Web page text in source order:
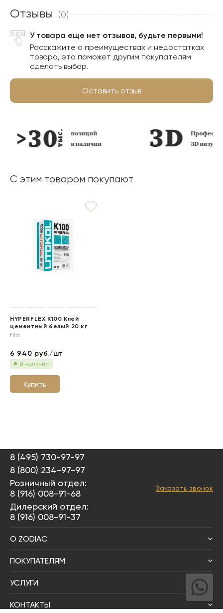
Отзывы (0)
У товара еще нет отзывов, будьте первыми!
Расскажите о преимуществах и недостатках
товара, это поможет другим покупателям
сделать выбор.
Оставить отзыв
позиций
в наличии
3D
С этим товаром покупают
HYPERFLEX K100 Клей
цементный белый 20 кг
fila
6 940 руб./шт
В наличии
Купить
8 (495) 730-97-97
8 (800) 234-97-97
Розничный отдел:
8 (916) 008-91-68
Дилерский отдел:
8 (916) 008-91-37
Заказать звонок
О ZODIAC
ПОКУПАТЕЛЯМ
УСЛУГИ
КОНТАКТЫ